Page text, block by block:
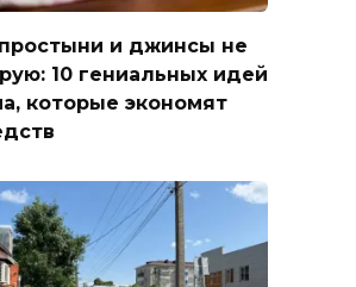
и джинсы не
10 гениальных идей
которые экономят